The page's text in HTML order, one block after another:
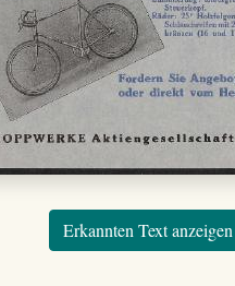
Erkannten Text anzeigen